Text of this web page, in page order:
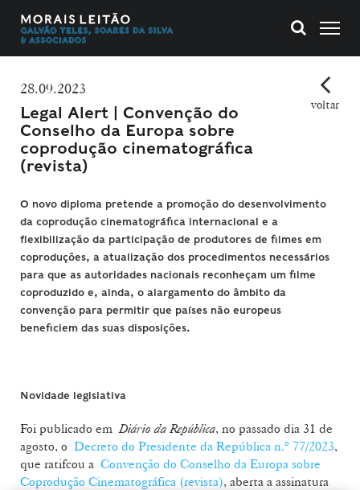
28.09.2023
Legal Alert | Convenção do
Conselho da Europa sobre
coprodução cinematográfica
(revista)
voltar
O novo diploma pretende a promoção do desenvolvimento
da coprodução cinematográfica internacional e a
flexibilização da participação de produtores de filmes em
coproduções, a atualização dos procedimentos necessários
para que as autoridades nacionais reconheçam um filme
coproduzido e, ainda, o alargamento do âmbito da
convenção para permitir que países não europeus
beneficiem das suas disposições.
Novidade legislativa
Foi publicado emDiário da República, no passado dia 31 de
agosto, o Decreto do Presidente da República n.º 77/2023,
que ratifcou a Convenção do Conselho da Europa sobre
Coprodução Cinematográfica (revista), aberta a assinatura